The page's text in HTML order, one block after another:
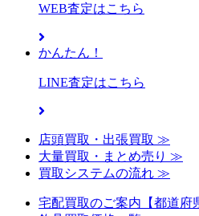
WEB査定はこちら
かんたん！
LINE査定はこちら
店頭買取・出張買取 ≫
大量買取・まとめ売り ≫
買取システムの流れ ≫
宅配買取のご案内【都道